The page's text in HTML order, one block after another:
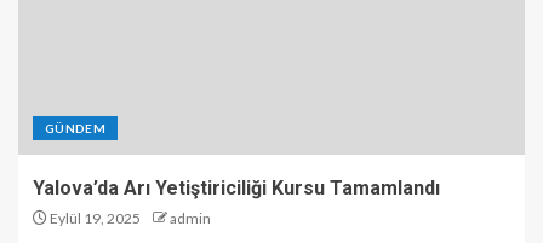
GÜNDEM
Yalova’da Arı Yetiştiriciliği Kursu Tamamlandı
Eylül 19, 2025 admin